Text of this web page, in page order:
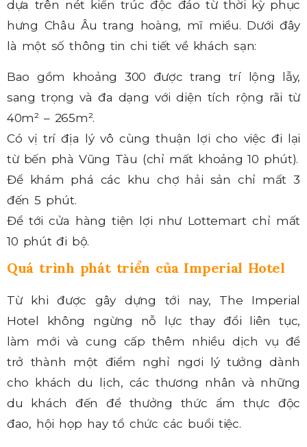
dựa trên nét kiến trúc độc đáo từ thời kỳ phục
hưng Châu Âu trang hoàng, mĩ miều. Dưới đây
là một số thông tin chi tiết về khách sạn:
Bao gồm khoảng 300 được trang trí lộng lẫy,
sang trọng và đa dạng với diện tích rộng rãi từ
40m² – 265m².
Có vị trí địa lý vô cùng thuận lợi cho việc đi lại
từ bến phà Vũng Tàu (chỉ mất khoảng 10 phút).
Để khám phá các khu chợ hải sản chỉ mất 3
đến 5 phút.
Để tới cửa hàng tiện lợi như Lottemart chỉ mất
10 phút đi bộ.
Quá trình phát triển của Imperial Hotel
Từ khi được gây dựng tới nay, The Imperial
Hotel không ngừng nỗ lực thay đổi liên tục,
làm mới và cung cấp thêm nhiều dịch vụ để
trở thành một điểm nghỉ ngơi lý tưởng dành
cho khách du lịch, các thương nhân và những
du khách đến để thưởng thức ẩm thực độc
đao, hội họp hay tổ chức các buổi tiệc.